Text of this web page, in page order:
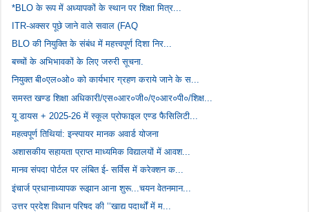
*BLO के रूप में अध्यापकों के स्थान पर शिक्षा मित्र...
ITR-अक्सर पूछे जाने वाले सवाल (FAQ
BLO की नियुक्ति के संबंध में महत्त्वपूर्ण दिशा निर...
बच्चों के अभिभावकों के लिए जरुरी सूचना.
नियुक्त बी०एल०ओ० को कार्यभार ग्रहण कराये जाने के स...
समस्त खण्ड शिक्षा अधिकारी/एस०आर०जी०/ए०आर०पी०/शिक्ष...
यू डायस + 2025-26 में स्कूल प्रोफाइल एण्ड फैसिलिटी...
महत्वपूर्ण तिथियां: इन्स्पायर मानक अवार्ड योजना
अशासकीय सहायता प्राप्त माध्यमिक विद्यालयों में आवश...
मानव संपदा पोर्टल पर लंबित ई- सर्विस में करेक्शन क...
इंचार्ज प्रधानाध्यापक रूझान आना शुरू...चयन वेतनमान...
उत्तर प्रदेश विधान परिषद की ‘‘खाद्य पदार्थों में म...